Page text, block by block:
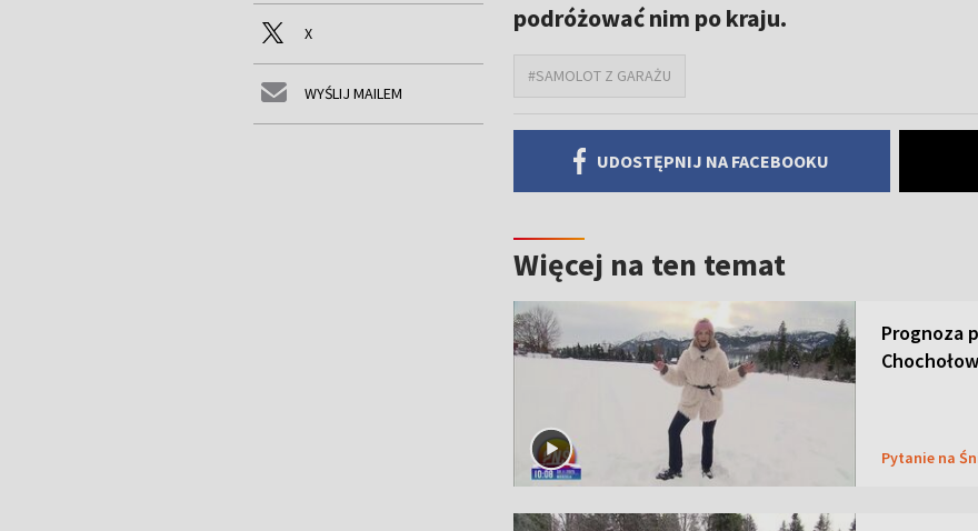
X
WYŚLIJ MAILEM
podróżować nim po kraju.
#SAMOLOT Z GARAŻU
UDOSTĘPNIJ NA FACEBOOKU
Więcej na ten temat
Prognoza
Pytanie na